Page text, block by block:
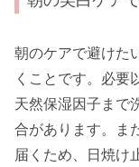
朝のケアで避けた
くことです。必要
天然保湿因子まで
合があります。ま
届くため、日焼け